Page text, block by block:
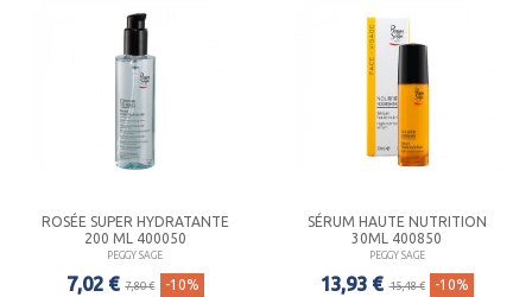
ROSÉE SUPER HYDRATANTE
200 ML 400050
PEGGY SAGE
7,02 € 7,80 € -10%
SÉRUM HAUTE NUTRITION
30ML 400850
PEGGY SAGE
13,93 € 15,48 € -10%